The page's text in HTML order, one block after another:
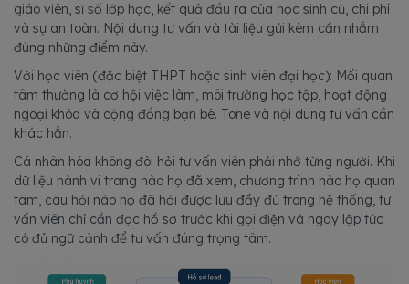
giáo viên, sĩ số lớp học, kết quả đầu ra của học sinh cũ, chi phí
và sự an toàn. Nội dung tư vấn và tài liệu gửi kèm cần nhắm
đúng những điểm này.
Với học viên (đặc biệt THPT hoặc sinh viên đại học): Mối quan
tâm thường là cơ hội việc làm, môi trường học tập, hoạt động
ngoại khóa và cộng đồng bạn bè. Tone và nội dung tư vấn cần
khác hẳn.
Cá nhân hóa không đòi hỏi tư vấn viên phải nhớ từng người. Khi
dữ liệu hành vi trang nào họ đã xem, chương trình nào họ quan
tâm, câu hỏi nào họ đã hỏi được lưu đầy đủ trong hệ thống, tư
vấn viên chỉ cần đọc hồ sơ trước khi gọi điện và ngay lập tức
có đủ ngữ cảnh để tư vấn đúng trọng tâm.